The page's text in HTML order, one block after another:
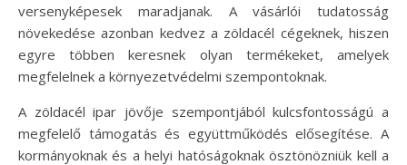
versenyképesek maradjanak. A vásárlói tudatosság
növekedése azonban kedvez a zöldacél cégeknek, hiszen
egyre többen keresnek olyan termékeket, amelyek
megfelelnek a környezetvédelmi szempontoknak.
A zöldacél ipar jövője szempontjából kulcsfontosságú a
megfelelő támogatás és együttműködés elősegítése. A
kormányoknak és a helyi hatóságoknak ösztönözniük kell a